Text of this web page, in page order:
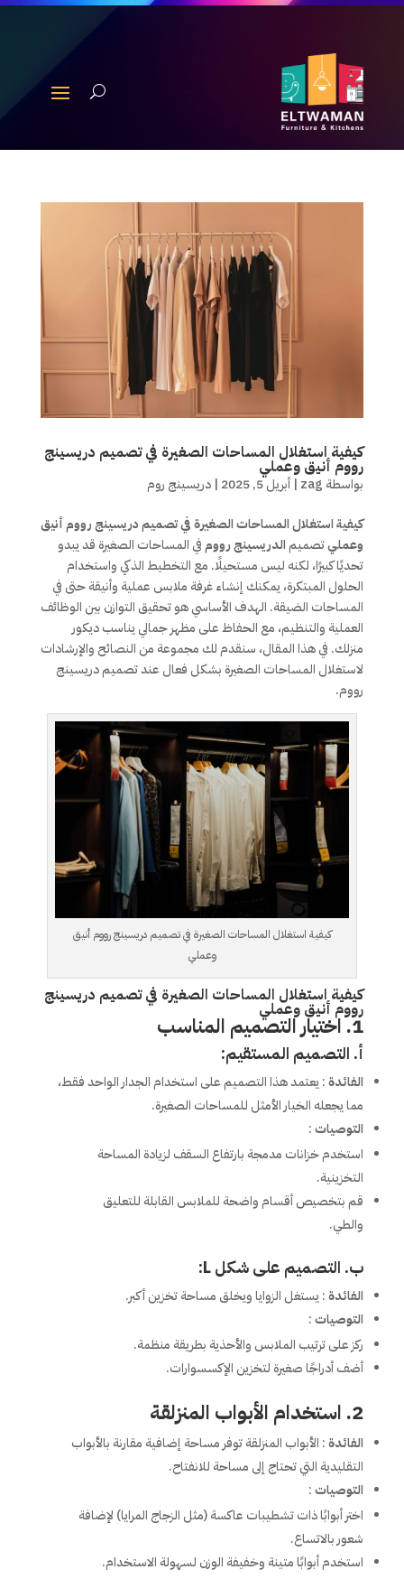
كيفية استغلال المساحات الصغيرة في تصميم دريسينج
رووم أنيق وعملي
بواسطة zag
| أبريل 5, 2025 | دريسينج روم
كيفية استغلال المساحات الصغيرة في تصميم دريسينج رووم أنيق
وعمليتصميمالدريسينج روومفي المساحات الصغيرة قد يبدو
تحديًا كبيرًا، لكنه ليس مستحيلًا. مع التخطيط الذكي واستخدام
الحلول المبتكرة، يمكنك إنشاء غرفة ملابس عملية وأنيقة حتى في
المساحات الضيقة. الهدف الأساسي هو تحقيق التوازن بين الوظائف
العملية والتنظيم، مع الحفاظ على مظهر جمالي يناسب ديكور
منزلك. في هذا المقال، سنقدم لك مجموعة من النصائح والإرشادات
لاستغلال المساحات الصغيرة بشكل فعال عند تصميم دريسينج
رووم.
كيفية استغلال المساحات الصغيرة في تصميم دريسينج رووم أنيق
وعملي
كيفية استغلال المساحات الصغيرة في تصميم دريسينج
رووم أنيق وعملي
1. اختيار التصميم المناسب
أ. التصميم المستقيم:
الفائدة: يعتمد هذا التصميم على استخدام الجدار الواحد فقط،
مما يجعله الخيار الأمثل للمساحات الصغيرة.
التوصيات:
استخدم خزانات مدمجة بارتفاع السقف لزيادة المساحة
التخزينية.
قم بتخصيص أقسام واضحة للملابس القابلة للتعليق
والطي.
ب. التصميم على شكل L:
الفائدة: يستغل الزوايا ويخلق مساحة تخزين أكبر.
التوصيات:
ركز على ترتيب الملابس والأحذية بطريقة منظمة.
أضف أدراجًا صغيرة لتخزين الإكسسوارات.
2. استخدام الأبواب المنزلقة
الفائدة: الأبواب المنزلقة توفر مساحة إضافية مقارنة بالأبواب
التقليدية التي تحتاج إلى مساحة للانفتاح.
التوصيات:
اختر أبوابًا ذات تشطيبات عاكسة (مثل الزجاج المرايا) لإضافة
شعور بالاتساع.
استخدم أبوابًا متينة وخفيفة الوزن لسهولة الاستخدام.